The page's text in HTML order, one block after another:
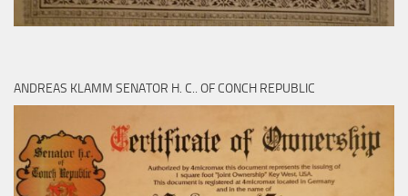
ANDREAS KLAMM SENATOR H. C.. OF CONCH REPUBLIC